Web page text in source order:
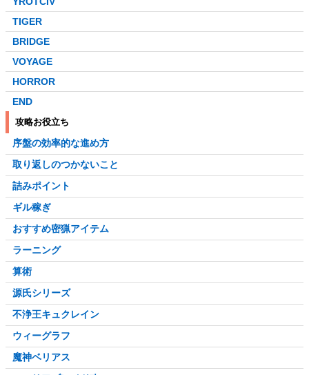
TIGER
BRIDGE
VOYAGE
HORROR
END
攻略お役立ち
序盤の効率的な進め方
取り返しのつかないこと
詰みポイント
ギル稼ぎ
おすすめ密猟アイテム
ラーニング
算術
源氏シリーズ
不浄王キュクレイン
ウィーグラフ
魔神ベリアス